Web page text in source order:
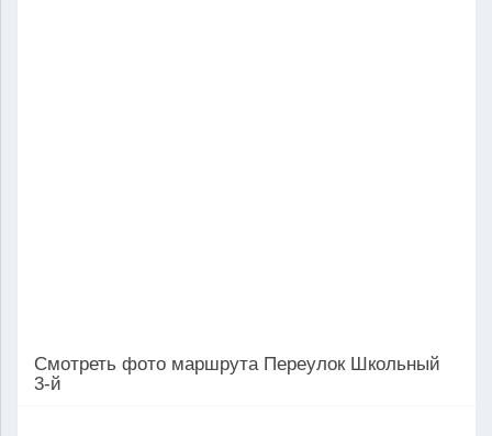
Смотреть фото маршрута Переулок Школьный
3-й